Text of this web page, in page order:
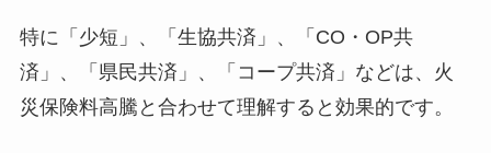
特に「少短」、「生協共済」、「CO・OP共
済」、「県民共済」、「コープ共済」などは、火
災保険料高騰と合わせて理解すると効果的です。